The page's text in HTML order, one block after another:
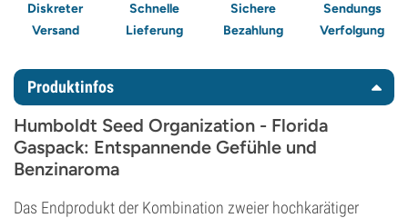
Diskreter
Versand
Schnelle
Lieferung
Sichere
Bezahlung
Sendungs
Verfolgung
Produktinfos
Humboldt Seed Organization - Florida
Gaspack: Entspannende Gefühle und
Benzinaroma
Das Endprodukt der Kombination zweier hochkarätiger